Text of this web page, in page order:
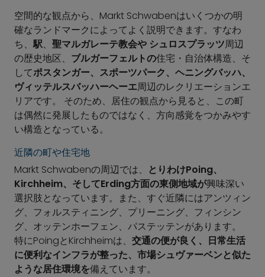
空間的な観点から、Markt Schwabenはいくつかの明
確なランドマークによってよく説明できます。すなわ
ち、駅、 聖マルガレーテ教会や シュロスプラッツ周辺
の歴史地区、 ブルガーフェルトの住宅・自治体構造、そ
してポスタンガー、スポーツパーク、ヘニングバッハ、
ヴィッテルスバッハーヘーエ周辺のレクリエーションエ
リアです。 そのため、居住の観点から見ると、この町
は偶然に発展したものではなく、方向感覚をつかみやす
い構造となっている。
近隣の町や住宅地
Markt Schwabenの周辺では、
とりわけPoing、
Kirchheim、そしてErding方面の東側地域が興味深い
選択肢となっています。また、すぐ近隣にはアンツィン
グ、フォルスティニング、プリーニング、フィンシン
グ、オッテンホーフェン、パステッテンがあります。
特にPoingとKirchheimは、 交通の便が良く、日常生活
に便利なインフラが整った、市場シュヴァーベンと似た
ような居住環境を備えています。